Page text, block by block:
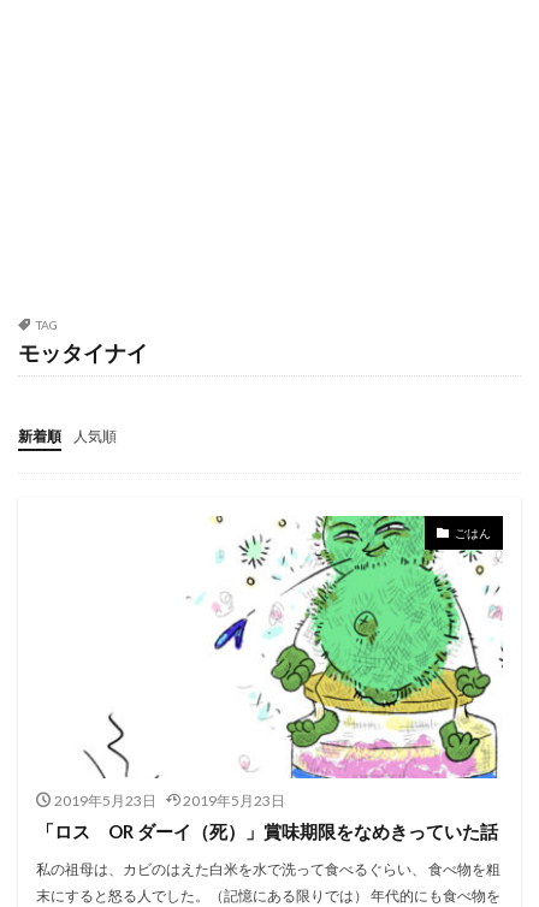
TAG
モッタイナイ
新着順 人気順
ごはん
2019年5月23日 2019年5月23日
「ロス OR ダーイ（死）」賞味期限をなめきっていた話
私の祖母は、カビのはえた白米を水で洗って食べるぐらい、 食べ物を粗
末にすると怒る人でした。（記憶にある限りでは） 年代的にも食べ物を